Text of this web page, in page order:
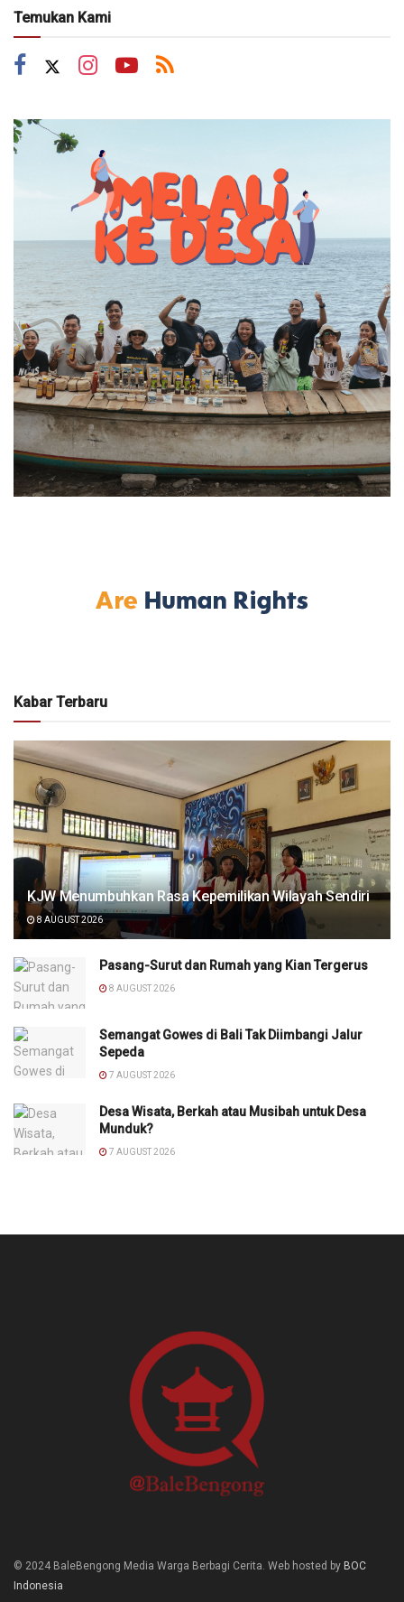
Temukan Kami
Kabar Terbaru
KJW Menumbuhkan Rasa Kepemilikan Wilayah Sendiri
8 AUGUST 2026
Pasang-Surut dan Rumah yang Kian Tergerus
8 AUGUST 2026
Semangat Gowes di Bali Tak Diimbangi Jalur
Sepeda
7 AUGUST 2026
Desa Wisata, Berkah atau Musibah untuk Desa
Munduk?
7 AUGUST 2026
© 2024 BaleBengong Media Warga Berbagi Cerita. Web hosted by BOC
Indonesia